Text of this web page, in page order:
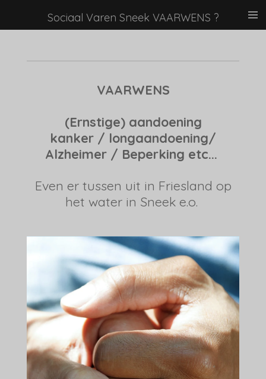
hoofdinhoud
Sociaal Varen Sneek VAARWENS ?
VAARWENS
(Ernstige) aandoening
kanker / longaandoening/
Alzheimer / Beperking etc...
Even er tussen uit in Friesland op
het water in Sneek e.o.